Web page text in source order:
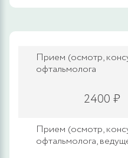
Прием (осмотр,
офтальмолога
2400 ₽
Прием (осмотр,
офтальмолога,